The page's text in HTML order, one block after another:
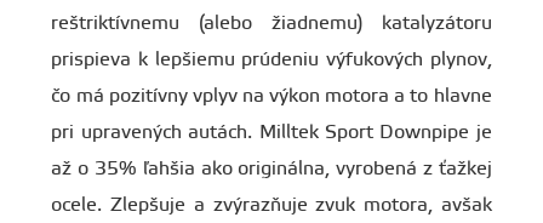
reštriktívnemu (alebo žiadnemu) katalyzátoru
prispieva k lepšiemu prúdeniu výfukových plynov,
čo má pozitívny vplyv na výkon motora a to hlavne
pri upravených autách. Milltek Sport Downpipe je
až o 35% ľahšia ako originálna, vyrobená z ťažkej
ocele. Zlepšuje a zvýrazňuje zvuk motora, avšak